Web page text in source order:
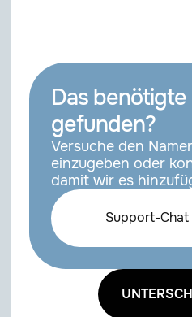
Standart/Others
Included
Physical
ProRender
PLUGIN
Das
gefunden?
Versuche den
einzugeben oder
damit wir es
Support-